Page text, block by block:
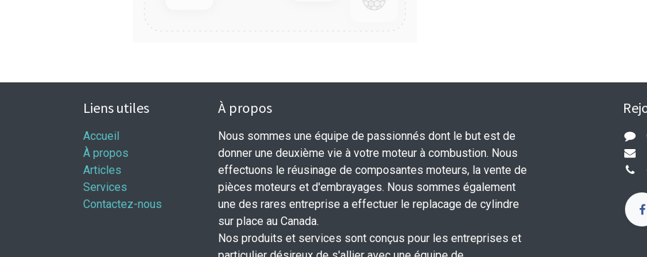
Liens utiles
Accueil
À propos
Articles
Services
Contactez-nous
À propos
Nous sommes une équipe de passionnés dont le but est de
donner une deuxième vie à votre moteur à combustion. Nous
effectuons le réusinage de composantes moteurs, la vente de
pièces moteurs et d'embrayages. Nous sommes également
une des rares entreprise a effectuer le replacage de cylindre
sur place au Canada.
Nos produits et services sont conçus pour les entreprises et